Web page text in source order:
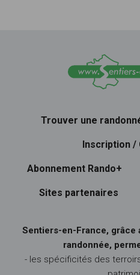
Trouver une
Inscription /
Abonnement Rando+
Sites partenaires
Sentiers-en-France, grâce
randonnée,
- les spécificités des